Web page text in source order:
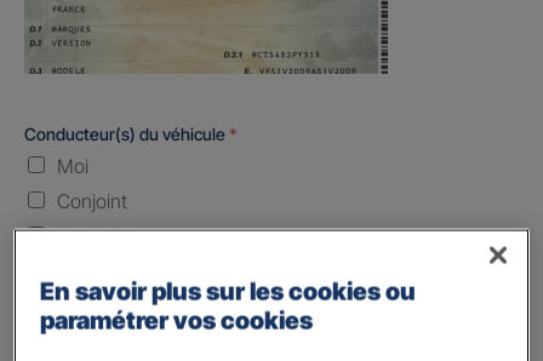
Conducteur(s) du véhicule *
Moi
Conjoint
Enfant(s)
Quand souhaitez-vous être assuré ?
En savoir plus sur les cookies ou
paramétrer vos cookies